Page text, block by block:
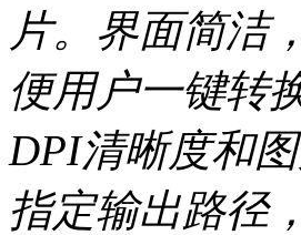
片。界面简洁
便用户一键转
DPI清晰度和
指定输出路径